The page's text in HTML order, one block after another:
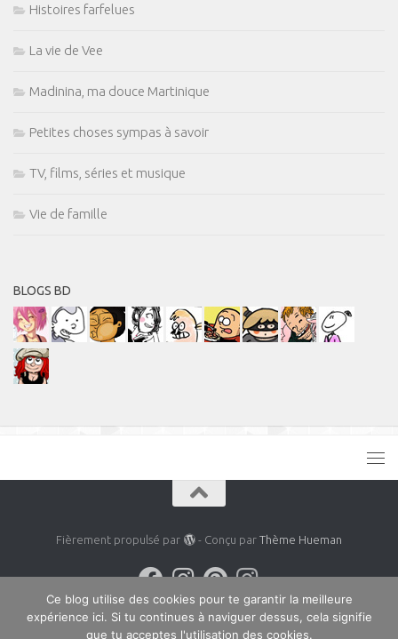
Histoires farfelues
La vie de Vee
Madinina, ma douce Martinique
Petites choses sympas à savoir
TV, films, séries et musique
Vie de famille
BLOGS BD
Fièrement propulsé par - Conçu par Thème Hueman
Ce blog utilise des cookies pour te garantir la meilleure
expérience ici. Si tu continues à naviguer dessus, cela signifie
que tu acceptes l'utilisation des cookies.